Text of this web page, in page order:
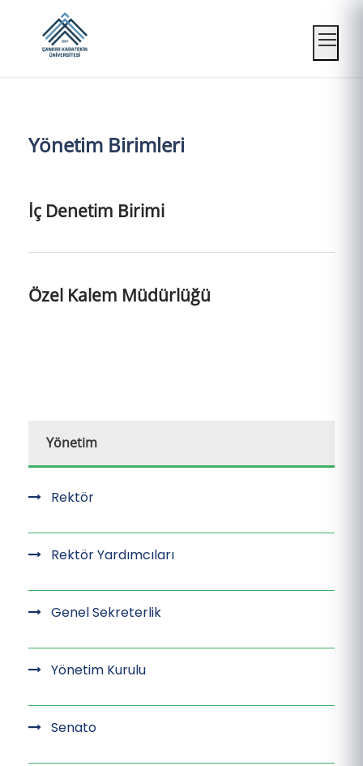
Mobil
Yönetim Birimleri
İç Denetim Birimi
Özel Kalem Müdürlüğü
Yönetim
Rektör
Rektör Yardımcıları
Genel Sekreterlik
Yönetim Kurulu
Senato